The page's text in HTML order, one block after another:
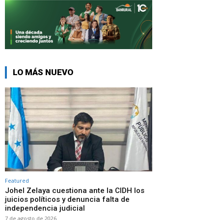
LO MÁS NUEVO
Featured
Johel Zelaya cuestiona ante la CIDH los
juicios políticos y denuncia falta de
independencia judicial
7 de agosto de 2026